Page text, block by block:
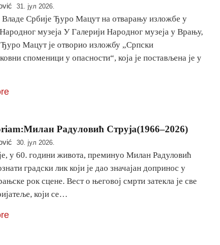
31. јул 2026.
Србије Ђуро Мацут на отварању изложбе у
музеја У Галерији Народног музеја у Врању,
Мацут је отворио изложбу „Српски
споменици у опасности“, која је постављена је у
Радуловић Струја(1966–2026)
30. јул 2026.
у 60. години живота, преминуо Милан Радуловић
градски лик који је дао значајан допринос у
рок сцене. Вест о његовој смрти затекла је све
који се…